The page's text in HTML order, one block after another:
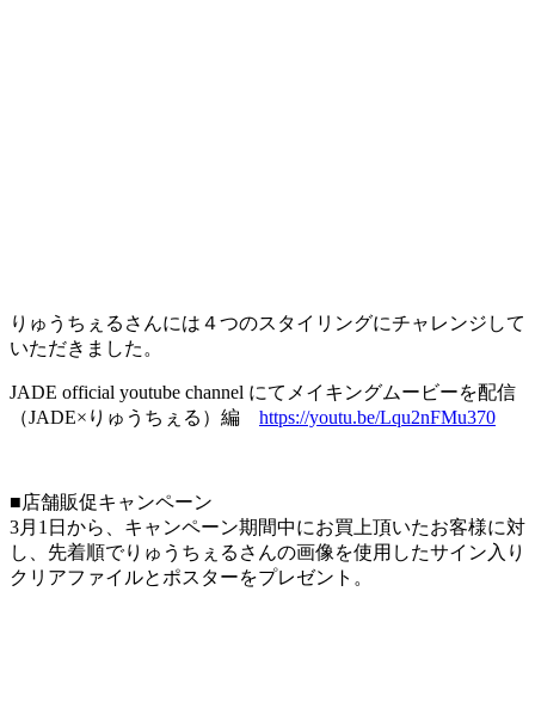
りゅうちぇるさんには４つのスタイリングにチャレンジして
いただきました。
JADE official youtube channel にてメイキングムービーを配信
（JADE×りゅうちぇる）編 https://youtu.be/Lqu2nFMu370
■店舗販促キャンペーン
3月1日から、キャンペーン期間中にお買上頂いたお客様に対
し、先着順でりゅうちぇるさんの画像を使用したサイン入り
クリアファイルとポスターをプレゼント。